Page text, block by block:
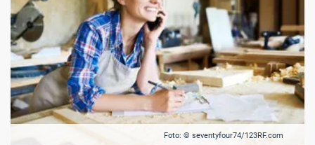
Foto: © seventyfour74/123RF.com